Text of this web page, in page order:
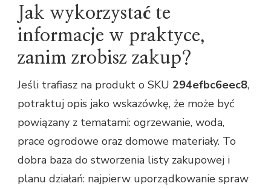
Jak wykorzystać te
informacje w praktyce,
zanim zrobisz zakup?
Jeśli trafiasz na produkt o SKU 294efbc6eec8,
potraktuj opis jako wskazówkę, że może być
powiązany z tematami: ogrzewanie, woda,
prace ogrodowe oraz domowe materiały. To
dobra baza do stworzenia listy zakupowej i
planu działań: najpierw uporządkowanie spraw